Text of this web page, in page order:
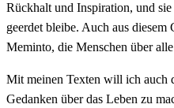
Rückhalt und Inspiration, und
geerdet bleibe. Auch aus
Meminto, die Menschen über
Mit meinen Texten will ich auch
Gedanken über das Leben zu